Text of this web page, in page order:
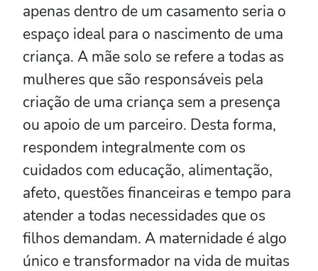
apenas dentro de um casamento seria o
espaço ideal para o nascimento de uma
criança. A mãe solo se refere a todas as
mulheres que são responsáveis pela
criação de uma criança sem a presença
ou apoio de um parceiro. Desta forma,
respondem integralmente com os
cuidados com educação, alimentação,
afeto, questões financeiras e tempo para
atender a todas necessidades que os
filhos demandam. A maternidade é algo
único e transformador na vida de muitas